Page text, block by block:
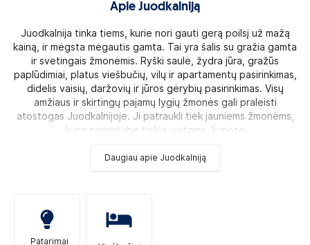
Apie Juodkalniją
Juodkalnija tinka tiems, kurie nori gauti gerą poilsį už mažą
kainą, ir mėgsta mėgautis gamta. Tai yra šalis su gražia gamta
ir svetingais žmonėmis. Ryški saulė, žydra jūra, gražūs
paplūdimiai, platus viešbučių, vilų ir apartamentų pasirinkimas,
didelis vaisių, daržovių ir jūros gėrybių pasirinkimas. Visų
amžiaus ir skirtingų pajamų lygių žmonės gali praleisti
atostogas Juodkalnijoje. Ji patraukli tiek jauniems žmonėms,
kurie pirmenybę teikia vietoms, kuriose
Daugiau apie Juodkalniją
Patarimai